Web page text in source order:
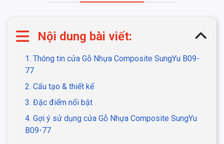
Nội dung bài viết:
1. Thông tin cửa Gỗ Nhựa Composite SungYu B09-
77
2. Cấu tạo & thiết kế
3. Đặc điểm nổi bật
4. Gợi ý sử dụng cửa Gỗ Nhựa Composite SungYu
B09-77